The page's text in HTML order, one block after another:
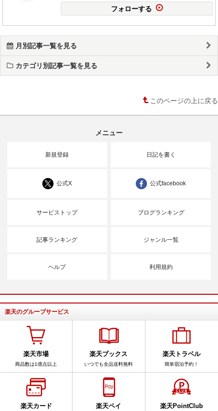
フォローする
月別記事一覧を見る
カテゴリ別記事一覧を見る
このページの上に戻る
メニュー
新規登録 日記を書く
公式X 公式facebook
サービストップ ブログランキング
記事ランキング ジャンル一覧
ヘルプ 利用規約
楽天のグループサービス
楽天市場
商品数は1億点以上
楽天ブックス
いつでも全品送料無料
楽天トラベル
簡単宿泊予約！
楽天カード 楽天ペイ 楽天PointClub